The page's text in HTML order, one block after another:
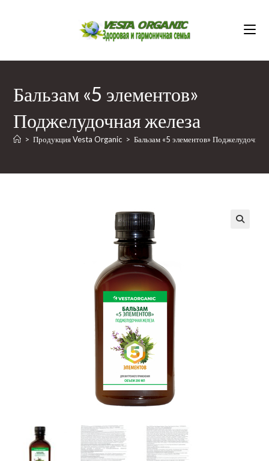
Бальзам «5 элементов»
Поджелудочная железа
> Продукция Vesta Organic > Бальзам «5 элементов» Поджелудочная